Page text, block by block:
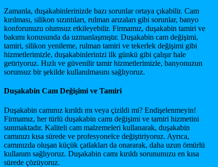
Zamanla, duşakabinlerinizde bazı sorunlar ortaya çıkabilir. Cam
kırılması, silikon sızıntıları, rulman arızaları gibi sorunlar, banyo
konforunuzu olumsuz etkileyebilir. Firmamız, duşakabin tamiri ve
bakımı konusunda da uzmanlaşmıştır. Duşakabin cam değişimi,
tamiri, silikon yenileme, rulman tamiri ve tekerlek değişimi gibi
hizmetlerimizle, duşakabinlerinizi ilk günkü gibi çalışır hale
getiriyoruz. Hızlı ve güvenilir tamir hizmetlerimizle, banyonuzun
sorunsuz bir şekilde kullanılmasını sağlıyoruz.
Duşakabin Cam Değişimi ve Tamiri
Duşakabin camınız kırıldı mı veya çizildi mi? Endişelenmeyin!
Firmamız, her türlü duşakabin camı değişimi ve tamiri hizmetini
sunmaktadır. Kaliteli cam malzemeleri kullanarak, duşakabin
camınızı kısa sürede ve profesyonelce değiştiriyoruz. Ayrıca,
camınızda oluşan küçük çatlakları da onararak, daha uzun ömürlü
kullanım sağlıyoruz. Duşakabin camı kırıldı sorununuzu en kısa
sürede çözüyoruz.